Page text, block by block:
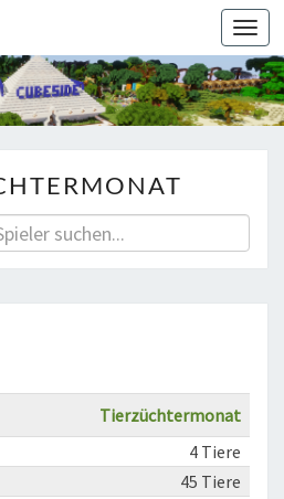
Tierzüchtermonat
4 Tiere
45 Tiere